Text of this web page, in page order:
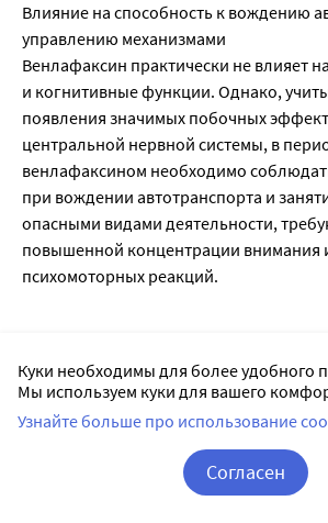
Влияние на способность к вождению
управлению механизмами
Венлафаксин практически не влияет
и когнитивные функции. Однако,
появления значимых побочных
центральной нервной системы, в
венлафаксином необходимо
при вождении автотранспорта и
опасными видами деятельности,
повышенной концентрации внимания
психомоторных реакций.
Одновременное применение
венлафаксина противопоказано.
можно начинать не ранее, чем через 14
окончания терапии ингибиторами МАО.
применялся обратимый ингибитор
Куки необходимы для более удобного
Мы используем куки для вашего
Узнайте больше про использование
Согласен